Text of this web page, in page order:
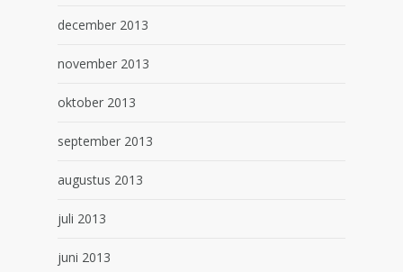
december 2013
november 2013
oktober 2013
september 2013
augustus 2013
juli 2013
juni 2013